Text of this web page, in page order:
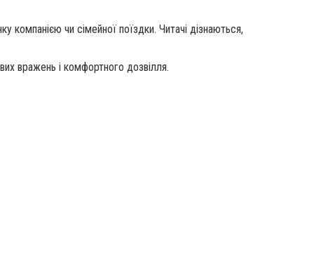
компанією чи сімейної поїздки. Читачі дізнаються,
вражень і комфортного дозвілля.